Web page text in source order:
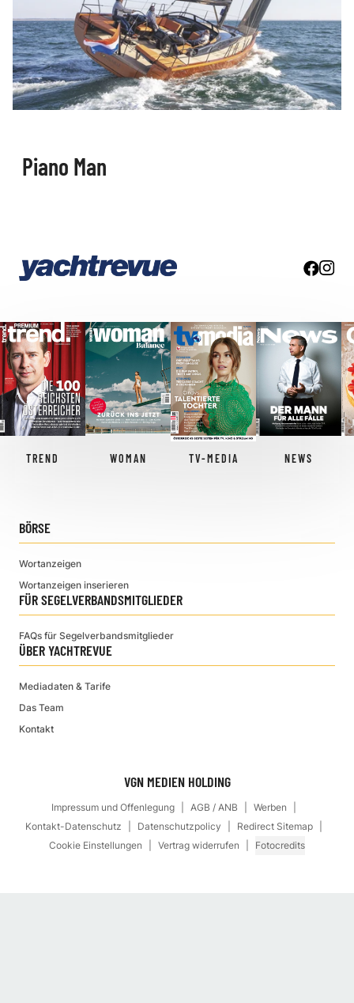
Piano Man
TREND WOMAN TV-MEDIA NEWS
BÖRSE
Wortanzeigen
Wortanzeigen inserieren
FÜR SEGELVERBANDSMITGLIEDER
FAQs für Segelverbandsmitglieder
ÜBER YACHTREVUE
Mediadaten & Tarife
Das Team
Kontakt
VGN MEDIEN HOLDING
Impressum und Offenlegung AGB / ANB
Werben
Kontakt-Datenschutz
Datenschutzpolicy
Redirect Sitemap
Cookie Einstellungen
Vertrag widerrufen Fotocredits